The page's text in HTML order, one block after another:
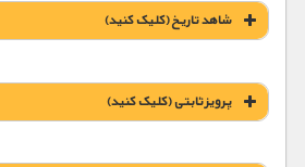
کیهان / نجوم
ماورایی
3000 تومان – دانلود تمام قسمت ها (افزودن به سبد خريد)
شاهد تاریخ (کليک کنيد)
پرویز ثابتی (کليک کنيد)